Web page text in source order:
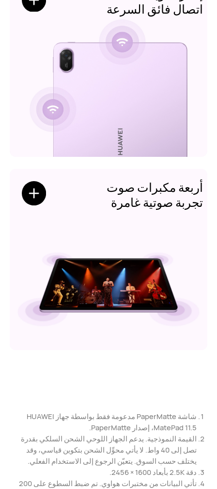
اتصال فائق السرعة
أربعة مكبرات صوت
تجربة صوتية غامرة
شاشة PaperMatte مدعومة فقط بواسطة جهاز HUAWEI
MatePad 11.5، إصدار PaperMatte.
القيمة النموذجية. يدعم الجهاز اللوحي الشحن السلكي بقدرة
تصل إلى 40 واط. لا يأتي محوِّل الشحن بتكوين قياسي، وقد
يختلف حسب السوق. يتعيّن الرجوع إلى الاستخدام الفعلي.
دقة 2.5K بأبعاد ‎2456 × 1600.
تأتي البيانات من مختبرات هواوي. تم ضبط السطوع على 200